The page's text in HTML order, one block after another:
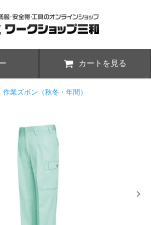
カートを見る
作業ズボン（秋冬・年間）